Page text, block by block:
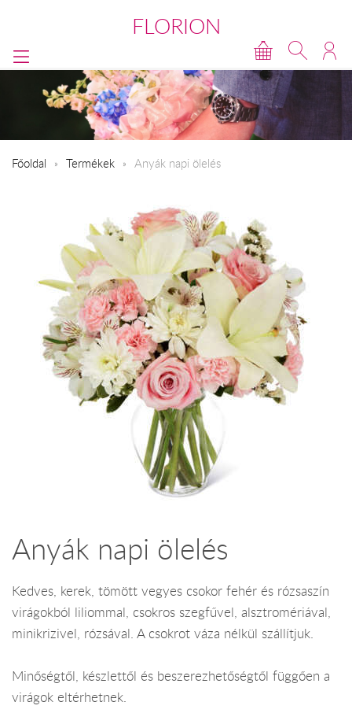
FLORION
Főoldal Termékek Anyák napi ölelés
Anyák napi ölelés
Kedves, kerek, tömött vegyes csokor fehér és rózsaszín
virágokból liliommal, csokros szegfűvel, alsztromériával,
minikrizivel, rózsával. A csokrot váza nélkül szállítjuk.
Minőségtől, készlettől és beszerezhetőségtől függően a
virágok eltérhetnek.